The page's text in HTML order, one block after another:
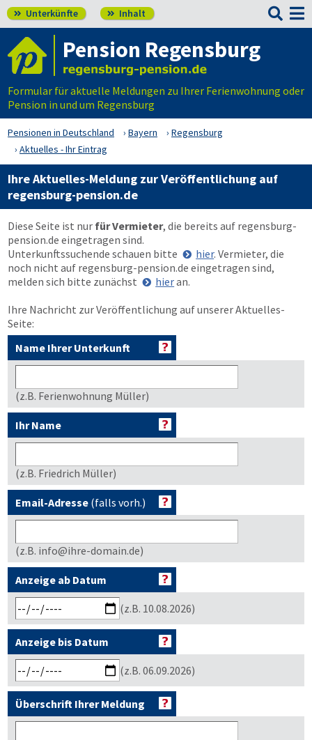
 Unterkünfte  Inhalt 
Pension Regensburg
Formular für aktuelle Meldungen zu Ihrer Ferienwohnung oder
Pension in und um Regensburg
Pensionen in Deutschland Bayern
Regensburg
Aktuelles - Ihr Eintrag
Ihre Aktuelles-Meldung zur Veröffentlichung auf
regensburg-pension.de
Diese Seite ist nur für Vermieter, die bereits auf regensburg-
pension.de eingetragen sind.
Unterkunftssuchende schauen bitte
hier. Vermieter, die
noch nicht auf regensburg-pension.de eingetragen sind,
melden sich bitte zunächst
hieran.
Ihre Nachricht zur Veröffentlichung auf unserer Aktuelles-
Seite:
Name Ihrer Unterkunft
(z.B. Ferienwohnung Müller)
Ihr Name
(z.B. Friedrich Müller)
Email-Adresse (falls vorh.)
(z.B. info@ihre-domain.de)
Anzeige ab Datum
(z.B. 10.08.2026)
Anzeige bis Datum
(z.B. 06.09.2026)
Überschrift Ihrer Meldung